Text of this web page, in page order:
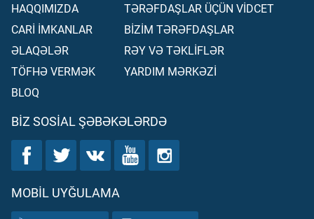
HAQQIMIZDA
CARİ İMKANLAR
ƏLAQƏLƏR
TÖFHƏ VERMƏK
BLOQ
TƏRƏFDAŞLAR ÜÇÜN VİDCET
BİZİM TƏRƏFDAŞLAR
RƏY VƏ TƏKLİFLƏR
YARDIM MƏRKƏZİ
BIZ SOSIAL ŞƏBƏKƏLƏRDƏ
MOBIL UYĞULAMA